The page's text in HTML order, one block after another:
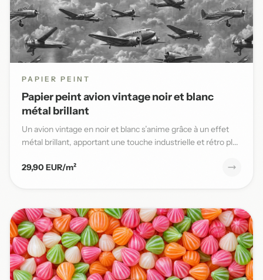
PAPIER PEINT
Papier peint avion vintage noir et blanc
métal brillant
Un avion vintage en noir et blanc s’anime grâce à un effet
métal brillant, apportant une touche industrielle et rétro pl...
29,90 EUR/m²